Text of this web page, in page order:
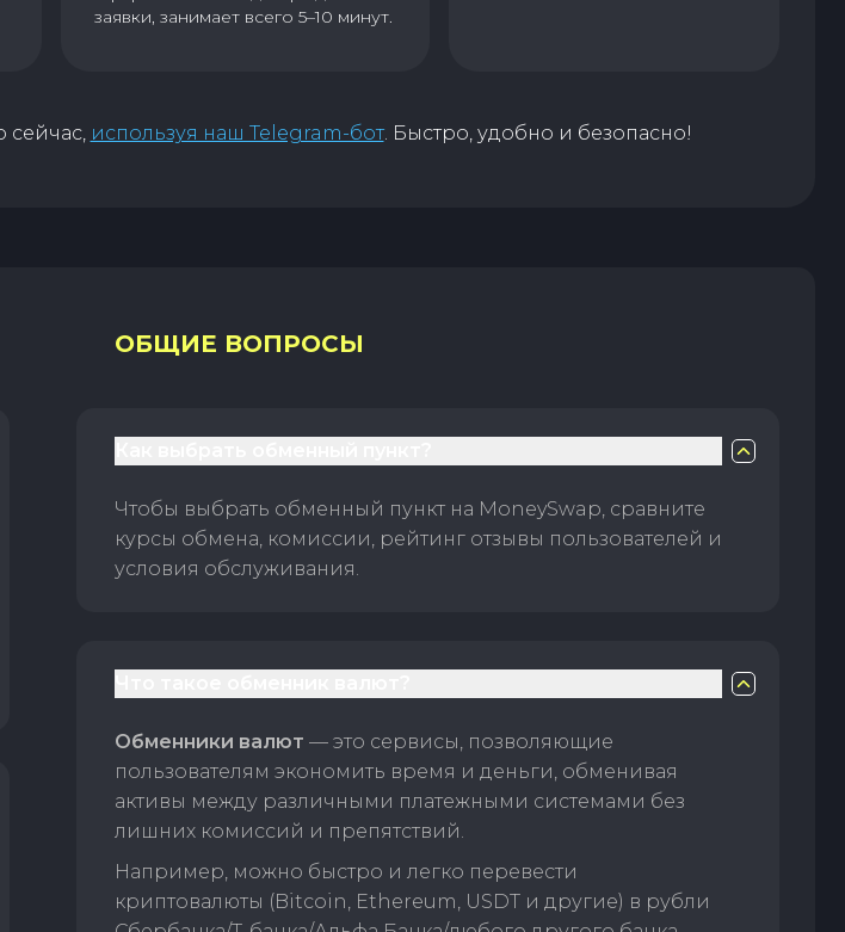
заявки, занимает всего 5–10 минут.
используя наш Telegram-бот. Быстро, удобно и безопасно!
ОБЩИЕ ВОПРОСЫ
Чтобы выбрать обменный пункт на MoneySwap, сравните
курсы обмена, комиссии, рейтинг отзывы пользователей и
условия обслуживания.
Обменники валют — это сервисы, позволяющие
пользователям экономить время и деньги, обменивая
активы между различными платежными системами без
лишних комиссий и препятствий.
Например, можно быстро и легко перевести
криптовалюты (Bitcoin, Ethereum, USDT и другие) в рубли